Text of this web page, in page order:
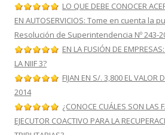
LO QUE DEBE CONOCER
EN AUTOSERVICIOS: Tome en cuenta la
Resolución de Superintendencia Nº 243-
EN LA FUSIÓN DE
LA NIIF 3?
FIJAN EN S/. 3,800 EL VALOR
2014
¿CONOCE CUÁLES SON LAS
EJECUTOR COACTIVO PARA LA